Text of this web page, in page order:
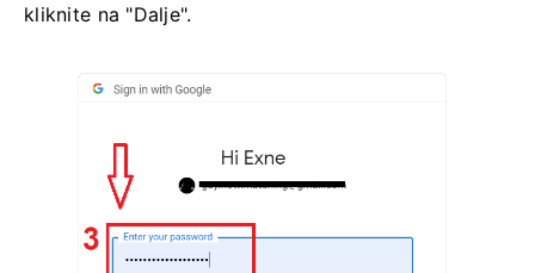
kliknite na "Dalje".